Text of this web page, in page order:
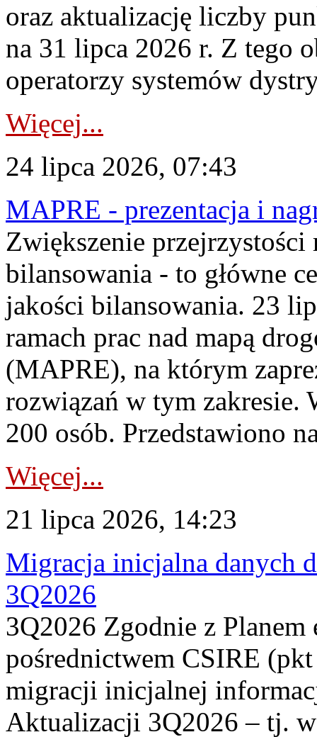
oraz aktualizację liczby
na 31 lipca 2026 r. Z tego
operatorzy systemów
Więcej...
24 lipca 2026, 07:43
MAPRE - prezentacja i
Zwiększenie
bilansowania - to główne
jakości bilansowania. 23
ramach prac nad mapą
(MAPRE), na którym
rozwiązań w tym zakresie.
200 osób. Przedstawiono
Więcej...
21 lipca 2026, 14:23
Migracja inicjalna danych
3Q2026
3Q2026 Zgodnie z
pośrednictwem CSIRE
migracji inicjalnej
Aktualizacji 3Q2026 – tj.